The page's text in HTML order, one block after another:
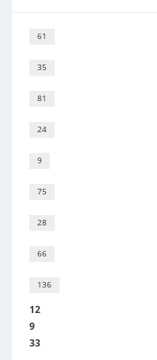
61
35
81
24
9
75
28
66
136
12
9
33